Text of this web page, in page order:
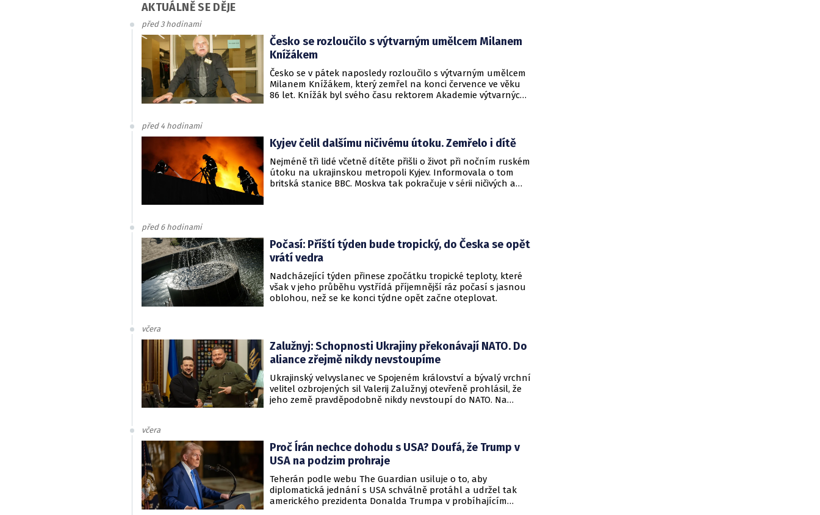
AKTUÁLNĚ SE DĚJE
před 3 hodinami
Česko se rozloučilo s výtvarným umělcem Milanem
Knížákem
Česko se v pátek naposledy rozloučilo s výtvarným umělcem
Milanem Knížákem, který zemřel na konci července ve věku
86 let. Knížák byl svého času rektorem Akademie výtvarných
před 4 hodinami
Kyjev čelil dalšímu ničivému útoku. Zemřelo i dítě
Nejméně tři lidé včetně dítěte přišli o život při nočním ruském
útoku na ukrajinskou metropoli Kyjev. Informovala o tom
britská stanice BBC. Moskva tak pokračuje v sérii ničivých a
před 6 hodinami
Počasí: Příští týden bude tropický, do Česka se opět
vrátí vedra
Nadcházející týden přinese zpočátku tropické teploty, které
však v jeho průběhu vystřídá příjemnější ráz počasí s jasnou
oblohou, než se ke konci týdne opět začne oteplovat.
včera
Zalužnyj: Schopnosti Ukrajiny překonávají NATO. Do
aliance zřejmě nikdy nevstoupíme
Ukrajinský velvyslanec ve Spojeném království a bývalý vrchní
velitel ozbrojených sil Valerij Zalužnyj otevřeně prohlásil, že
jeho země pravděpodobně nikdy nevstoupí do NATO. Na
nedosažitelné.
včera
Proč Írán nechce dohodu s USA? Doufá, že Trump v
USA na podzim prohraje
Teherán podle webu The Guardian usiluje o to, aby
diplomatická jednání s USA schválně protáhl a udržel tak
amerického prezidenta Donalda Trumpa v probíhajícím